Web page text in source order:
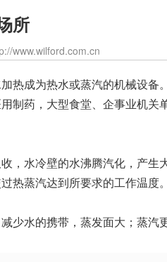
所
www.wilford.com.cn
热成为热水或蒸汽的机械设备。
制药，大型食堂、企事业机
，水冷壁的水沸腾汽化，产
热蒸汽达到所要求的工作温度。
少水的携带，蒸发面大；蒸汽